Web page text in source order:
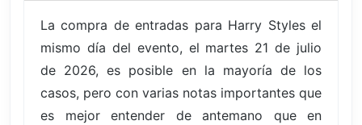
La compra de entradas para Harry Styles el
mismo día del evento, el martes 21 de julio
de 2026, es posible en la mayoría de los
casos, pero con varias notas importantes que
es mejor entender de antemano que en